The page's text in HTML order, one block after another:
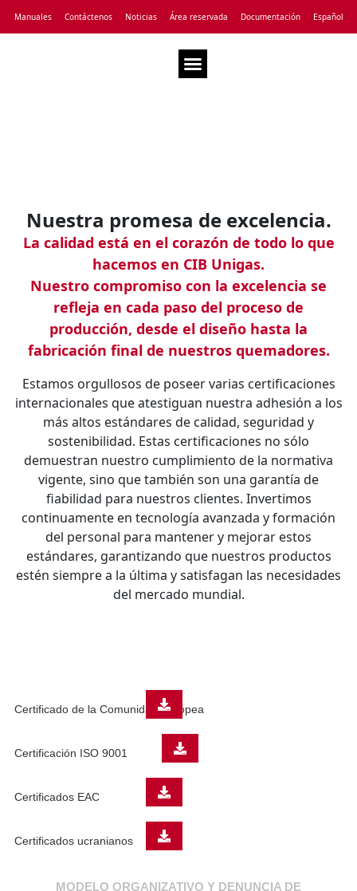
Manuales Contáctenos Noticias Área reservada Documentación Español
Nuestra promesa de excelencia.
La calidad está en el corazón de todo lo que
hacemos en CIB Unigas.
Nuestro compromiso con la excelencia se
refleja en cada paso del proceso de
producción, desde el diseño hasta la
fabricación final de nuestros quemadores.
Estamos orgullosos de poseer varias certificaciones
internacionales que atestiguan nuestra adhesión a los
más altos estándares de calidad, seguridad y
sostenibilidad. Estas certificaciones no sólo
demuestran nuestro cumplimiento de la normativa
vigente, sino que también son una garantía de
fiabilidad para nuestros clientes. Invertimos
continuamente en tecnología avanzada y formación
del personal para mantener y mejorar estos
estándares, garantizando que nuestros productos
estén siempre a la última y satisfagan las necesidades
del mercado mundial.
Certificado de la Comunidad Europea
Certificación ISO 9001
Certificados EAC
Certificados ucranianos
MODELO ORGANIZATIVO Y DENUNCIA DE